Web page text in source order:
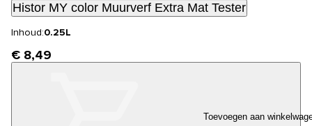
Histor MY color Muurverf Extra Mat Tester
Inhoud:0.25L
€ 8,49
Toevoegen aan